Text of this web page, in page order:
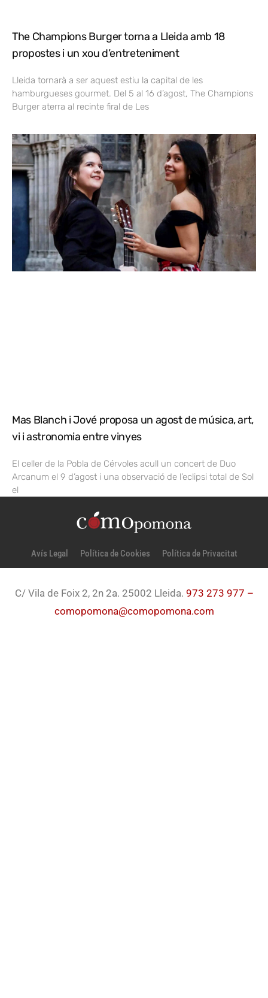
The Champions Burger torna a Lleida amb 18
propostes i un xou d’entreteniment
Lleida tornarà a ser aquest estiu la capital de les
hamburgueses gourmet. Del 5 al 16 d’agost, The Champions
Burger aterra al recinte firal de Les
Mas Blanch i Jové proposa un agost de música, art,
vi i astronomia entre vinyes
El celler de la Pobla de Cérvoles acull un concert de Duo
Arcanum el 9 d’agost i una observació de l’eclipsi total de Sol
el
Avís Legal Política de Cookies Política de Privacitat
C/ Vila de Foix 2, 2n 2a. 25002 Lleida. 973 273 977 –
comopomona@comopomona.com